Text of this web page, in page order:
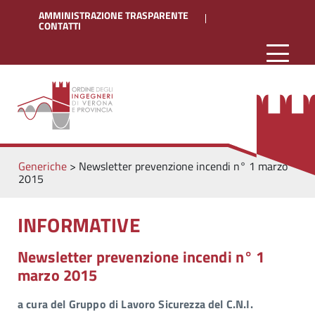
AMMINISTRAZIONE TRASPARENTE
CONTATTI
Generiche> Newsletter prevenzione incendi n° 1 marzo
2015
INFORMATIVE
Newsletter prevenzione incendi n° 1
marzo 2015
a cura del Gruppo di Lavoro Sicurezza del C.N.I.